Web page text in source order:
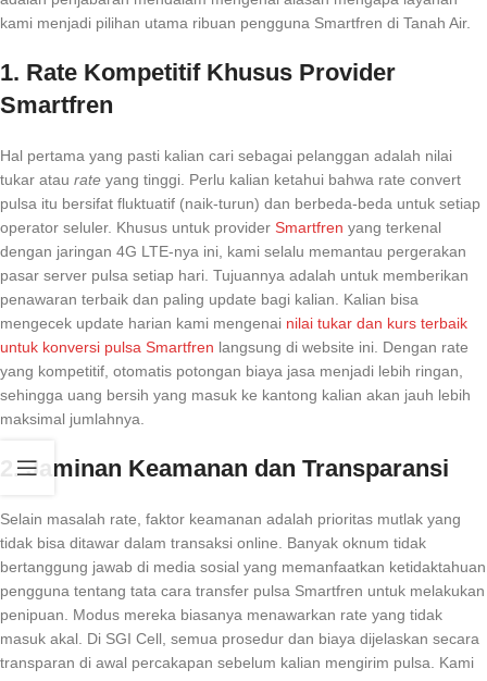
kami menjadi pilihan utama ribuan pengguna Smartfren di Tanah Air.
1. Rate Kompetitif Khusus Provider
Smartfren
Hal pertama yang pasti kalian cari sebagai pelanggan adalah nilai
tukar atau rate yang tinggi. Perlu kalian ketahui bahwa rate convert
pulsa itu bersifat fluktuatif (naik-turun) dan berbeda-beda untuk setiap
operator seluler. Khusus untuk provider Smartfren yang terkenal
dengan jaringan 4G LTE-nya ini, kami selalu memantau pergerakan
pasar server pulsa setiap hari. Tujuannya adalah untuk memberikan
penawaran terbaik dan paling update bagi kalian. Kalian bisa
mengecek update harian kami mengenai nilai tukar dan kurs terbaik
untuk konversi pulsa Smartfren langsung di website ini. Dengan rate
yang kompetitif, otomatis potongan biaya jasa menjadi lebih ringan,
sehingga uang bersih yang masuk ke kantong kalian akan jauh lebih
maksimal jumlahnya.
2. Jaminan Keamanan dan Transparansi
Selain masalah rate, faktor keamanan adalah prioritas mutlak yang
tidak bisa ditawar dalam transaksi online. Banyak oknum tidak
bertanggung jawab di media sosial yang memanfaatkan ketidaktahuan
pengguna tentang tata cara transfer pulsa Smartfren untuk melakukan
penipuan. Modus mereka biasanya menawarkan rate yang tidak
masuk akal. Di SGI Cell, semua prosedur dan biaya dijelaskan secara
transparan di awal percakapan sebelum kalian mengirim pulsa. Kami